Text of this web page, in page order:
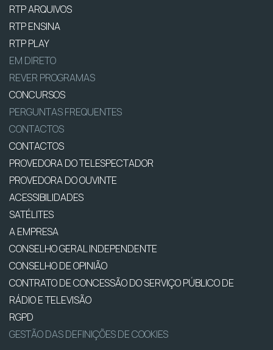
RTP ARQUIVOS
RTP ENSINA
RTP PLAY
EM DIRETO
REVER PROGRAMAS
CONCURSOS
PERGUNTAS FREQUENTES
CONTACTOS
CONTACTOS
PROVEDORA DO TELESPECTADOR
PROVEDORA DO OUVINTE
ACESSIBILIDADES
SATÉLITES
A EMPRESA
CONSELHO GERAL INDEPENDENTE
CONSELHO DE OPINIÃO
CONTRATO DE CONCESSÃO DO SERVIÇO PÚBLICO DE
RÁDIO E TELEVISÃO
RGPD
GESTÃO DAS DEFINIÇÕES DE COOKIES